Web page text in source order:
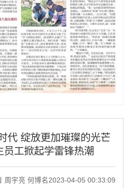
代 绽放更加璀璨的光芒
工掀起学雷锋热潮
周宇亮 何博名2023-04-05 00:33:09